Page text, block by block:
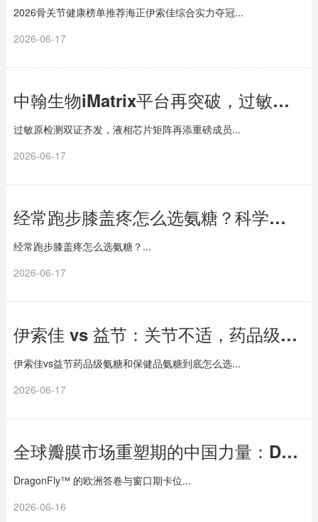
2026骨关节健康榜单推荐海正伊索佳综合实力夺冠...
2026-06-17
中翰生物iMatrix平台再突破，过敏原检测试剂盒双双获批上市
过敏原检测双证齐发，液相芯片矩阵再添重磅成员...
2026-06-17
经常跑步膝盖疼怎么选氨糖？科学选氨糖看这4点就够了
经常跑步膝盖疼怎么选氨糖？...
2026-06-17
伊索佳 vs 益节：关节不适，药品级氨糖和保健品氨糖到底怎么选？
伊索佳vs益节药品级氨糖和保健品氨糖到底怎么选...
2026-06-17
全球瓣膜市场重塑期的中国力量：DragonFly™ 的欧洲答卷与窗口期卡位
DragonFly™ 的欧洲答卷与窗口期卡位...
2026-06-16